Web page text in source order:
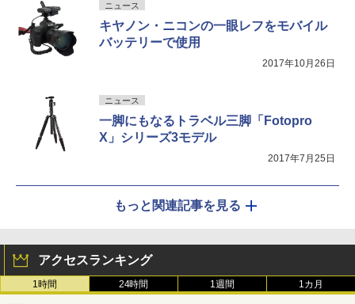
ニュース
キヤノン・ニコンの一眼レフをモバイル
バッテリーで使用
2017年10月26日
ニュース
一脚にもなるトラベル三脚「Fotopro
X」シリーズ3モデル
2017年7月25日
もっと関連記事を見る
アクセスランキング
1時間 24時間 1週間 1カ月